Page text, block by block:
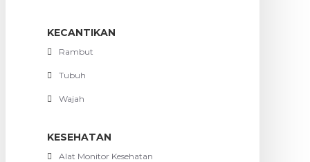
KECANTIKAN
Rambut
Tubuh
Wajah
KESEHATAN
Alat Monitor Kesehatan